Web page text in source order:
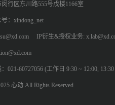
行区东川路555号戊楼1166室
：xindong_net
IP衍生&授权业务:
021-60727056 (工作日 9:30 ~ 12:00, 13:30
心动 All Rights Reserved